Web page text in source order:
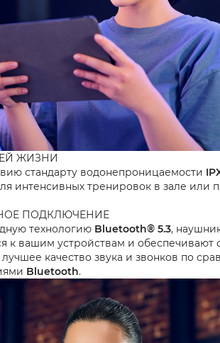
ЖИЗНИ
стандарту водонепроницаемости
интенсивных тренировок в зале или
ПОДКЛЮЧЕНИЕ
технологию Bluetooth® 5.3,
к вашим устройствам и обеспечивают
качество звука и звонков по
Bluetooth.